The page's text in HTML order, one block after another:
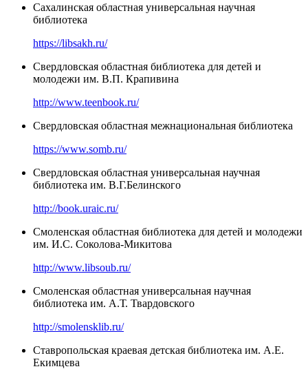
Сахалинская областная универсальная научная
библиотека
https://libsakh.ru/
Свердловская областная библиотека для детей и
молодежи им. В.П. Крапивина
http://www.teenbook.ru/
Свердловская областная межнациональная библиотека
https://www.somb.ru/
Свердловская областная универсальная научная
библиотека им. В.Г.Белинского
http://book.uraic.ru/
Смоленская областная библиотека для детей и молодежи
им. И.С. Соколова-Микитова
http://www.libsoub.ru/
Смоленская областная универсальная научная
библиотека им. А.Т. Твардовского
http://smolensklib.ru/
Ставропольская краевая детская библиотека им. А.Е.
Екимцева